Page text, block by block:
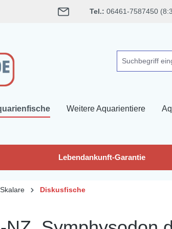
Tel.: 06461-7587450
Weitere Aquarientiere
Lebendankunft-Garantie
Diskusfische